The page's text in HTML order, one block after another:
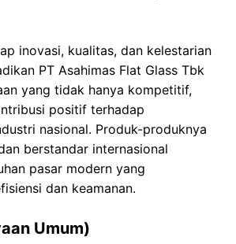
inovasi, kualitas, dan kelestarian
PT Asahimas Flat Glass Tbk
yang tidak hanya kompetitif,
positif terhadap
nasional. Produk-produknya
berstandar internasional
pasar modern yang
dan keamanan.
Umum)